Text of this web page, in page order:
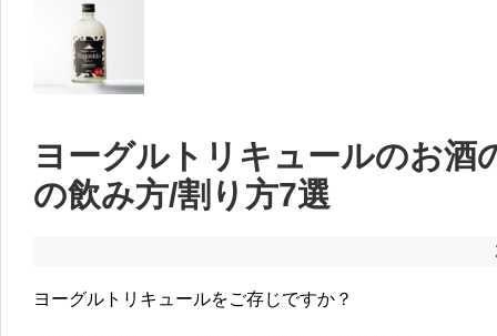
ヨーグルトリキュールのお酒
の飲み方/割り方7選
ヨーグルトリキュールをご存じですか？